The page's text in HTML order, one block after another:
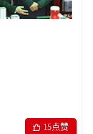
15点赞